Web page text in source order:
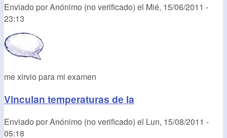
Enviado porAnónimo (no verificado) el Mié, 15/06/2011 -
23:13
me xirvio para mi examen
Vinculan temperaturas de la
Enviado porAnónimo (no verificado) el Lun, 15/08/2011 -
05:18